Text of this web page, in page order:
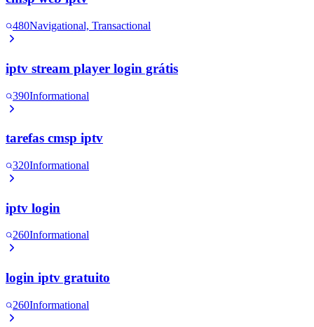
480Navigational, Transactional
iptv stream player login grátis
390Informational
tarefas cmsp iptv
320Informational
iptv login
260Informational
login iptv gratuito
260Informational